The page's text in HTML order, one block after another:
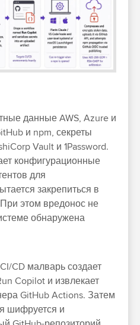
данные AWS, Azure и
и npm, секреты
Vault и 1Password.
конфигурационные
для
закрепиться в
этом вредонос не
обнаружена
CD малварь создает
Copilot и извлекает
GitHub Actions. Затем
шифруется и